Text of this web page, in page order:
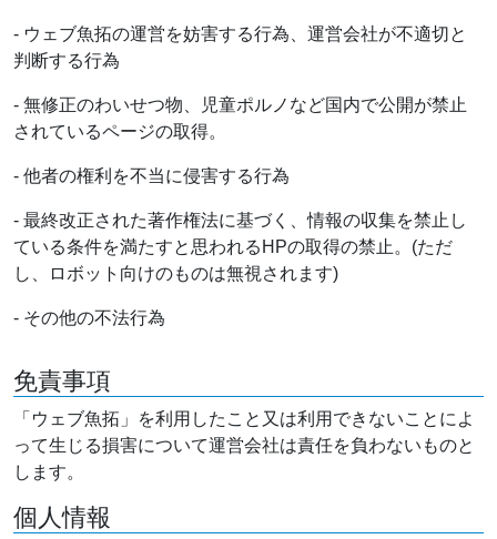
- ウェブ魚拓の運営を妨害する行為、運営会社が不適切と
判断する行為
- 無修正のわいせつ物、児童ポルノなど国内で公開が禁止
されているページの取得。
- 他者の権利を不当に侵害する行為
- 最終改正された著作権法に基づく、情報の収集を禁止し
ている条件を満たすと思われるHPの取得の禁止。(ただ
し、ロボット向けのものは無視されます)
- その他の不法行為
免責事項
「ウェブ魚拓」を利用したこと又は利用できないことによ
って生じる損害について運営会社は責任を負わないものと
します。
個人情報